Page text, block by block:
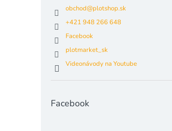
obchod@plotshop.sk
+421 948 266 648
Facebook
plotmarket_sk
Videonávody na Youtube
Facebook